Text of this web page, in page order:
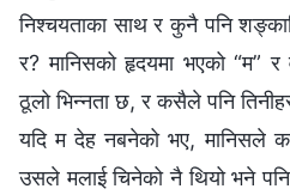
निश्‍चयताका साथ र कुनै पनि
र? मानिसको हृदयमा भएको “म” र
ठूलो भिन्नता छ, र कसैले पनि
यदि म देह नबनेको भए, मानिसले
उसले मलाई चिनेको नै थियो भने